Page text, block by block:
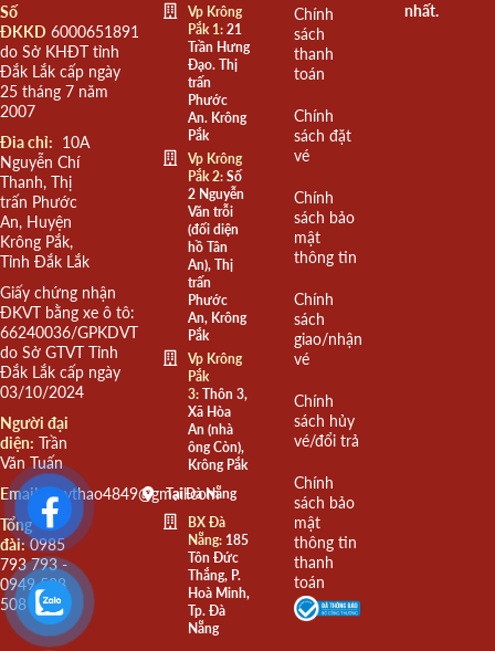
Số
ĐKKD 6000651891
do Sở KHĐT tỉnh
Đắk Lắk cấp ngày
25 tháng 7 năm
2007
Đia chỉ: 10A
Nguyễn Chí
Thanh, Thị
trấn Phước
An, Huyện
Krông Pắk,
Tỉnh Đắk Lắk
Giấy chứng nhận
ĐKVT bằng xe ô tô:
66240036/GPKDVT
do Sở GTVT Tỉnh
Đắk Lắk cấp ngày
03/10/2024
Người đại
diện: Trần
Văn Tuấn
Email: quythao4849@gmail.com
Tổng
đài:0985
793 793 -
0949 508
508
Vp Krông
Pắk 1:21
Trần Hưng
Đạo. Thị
trấn
Phước
An. Krông
Pắk
Vp Krông
Pắk 2:Số
2 Nguyễn
Văn trỗi
(đối diện
hồ Tân
An), Thị
trấn
Phước
An, Krông
Pắk
Vp Krông
Pắk
3:Thôn 3,
Xã Hòa
An (nhà
ông Còn),
Krông Pắk
Tại Đà Nẵng
BX Đà
Nẵng:185
Tôn Đức
Thắng, P.
Hoà Minh,
Tp. Đà
Nẵng
Chính
sách
thanh
toán
Chính
sách đặt
vé
Chính
sách bảo
mật
thông tin
Chính
sách
giao/nhận
vé
Chính
sách hủy
vé/đổi trả
Chính
sách bảo
mật
thông tin
thanh
toán
nhất.